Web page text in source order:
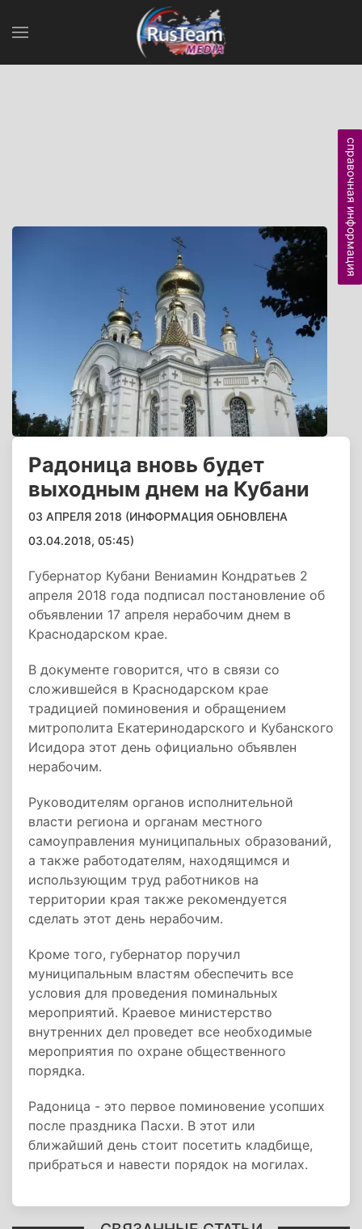
Радоница вновь будет
выходным днем на Кубани
03 АПРЕЛЯ 2018 (ИНФОРМАЦИЯ ОБНОВЛЕНА
03.04.2018, 05:45)
Губернатор Кубани Вениамин Кондратьев 2
апреля 2018 года подписал постановление об
объявлении 17 апреля нерабочим днем в
Краснодарском крае.
В документе говорится, что в связи со
сложившейся в Краснодарском крае
традицией поминовения и обращением
митрополита Екатеринодарского и Кубанского
Исидора этот день официально объявлен
нерабочим.
Руководителям органов исполнительной
власти региона и органам местного
самоуправления муниципальных образований,
а также работодателям, находящимся и
использующим труд работников на
территории края также рекомендуется
сделать этот день нерабочим.
Кроме того, губернатор поручил
муниципальным властям обеспечить все
условия для проведения поминальных
мероприятий. Краевое министерство
внутренних дел проведет все необходимые
мероприятия по охране общественного
порядка.
Радоница - это первое поминовение усопших
после праздника Пасхи. В этот или
ближайший день стоит посетить кладбище,
прибраться и навести порядок на могилах.
справочная информация